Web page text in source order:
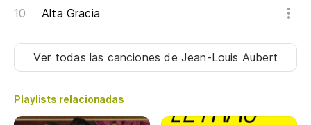
Alta Gracia
Ver todas las cancionesde Jean-Louis Aubert
Playlists relacionadas